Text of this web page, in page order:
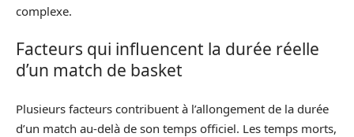
complexe.
Facteurs qui influencent la durée réelle
d’un match de basket
Plusieurs facteurs contribuent à l’allongement de la durée
d’un match au-delà de son temps officiel. Les temps morts,